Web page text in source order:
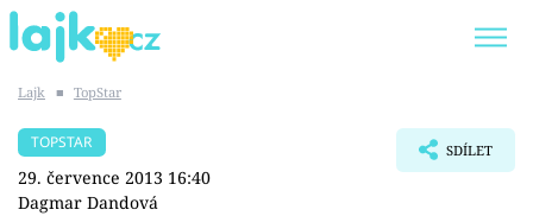
SHOPAHOLICADEL
Lajk ■ TopStar
TOPSTAR
29. července 2013 16:40
Dagmar Dandová
SDÍLET